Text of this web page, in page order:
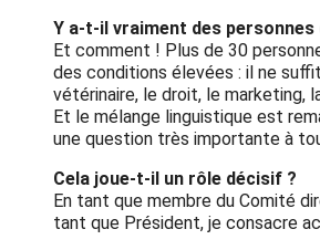
Y a-t-il vraiment des
Et comment ! Plus de 30
des conditions élevées : il ne
vétérinaire, le droit, le marketing,
Et le mélange linguistique est
une question très importante à
Cela joue-t-il un rôle décisif ?
En tant que membre du Comité
tant que Président, je consacre